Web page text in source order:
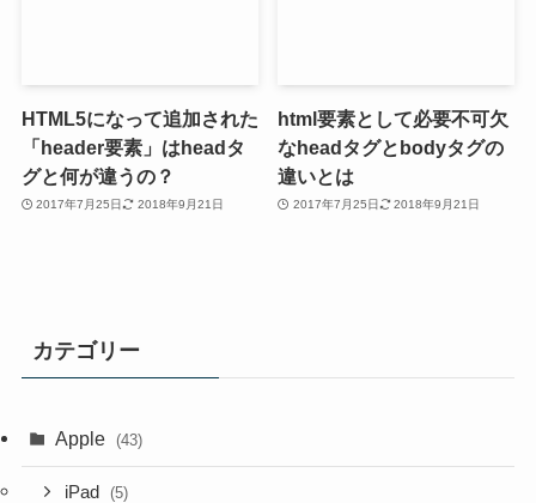
HTML5になって追加された
「header要素」はheadタ
グと何が違うの？
2017年7月25日 2018年9月21日
html要素として必要不可欠
なheadタグとbodyタグの
違いとは
2017年7月25日 2018年9月21日
カテゴリー
Apple (43)
iPad (5)